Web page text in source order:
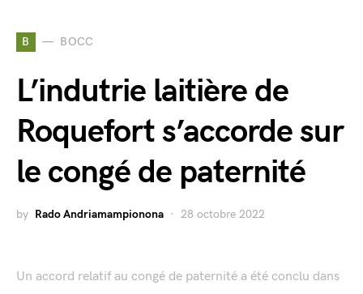
B BOCC
L’indutrie laitière de
Roquefort s’accorde sur
le congé de paternité
by Rado Andriamampionona 28 octobre 2022
Un accord relatif au congé de paternité a été conclu dans